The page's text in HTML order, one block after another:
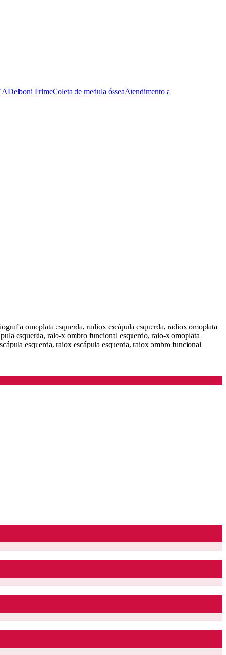
Delboni PrimeColeta de medula ósseaAtendimento a
omoplata esquerda, radiox escápula esquerda, radiox omoplata
esquerda, raio-x ombro funcional esquerdo, raio-x omoplata
esquerda, raiox escápula esquerda, raiox ombro funcional